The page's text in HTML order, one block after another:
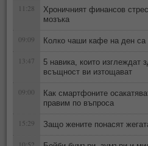
11:28
Хроничният финансов
мозъка
09:09 Колко чаши кафе на ден са
13:47
5 навика, които изглеждат
всъщност ви изтощават
09:00
Как смартфоните
правим по въпроса
15:29 Защо жените понасят